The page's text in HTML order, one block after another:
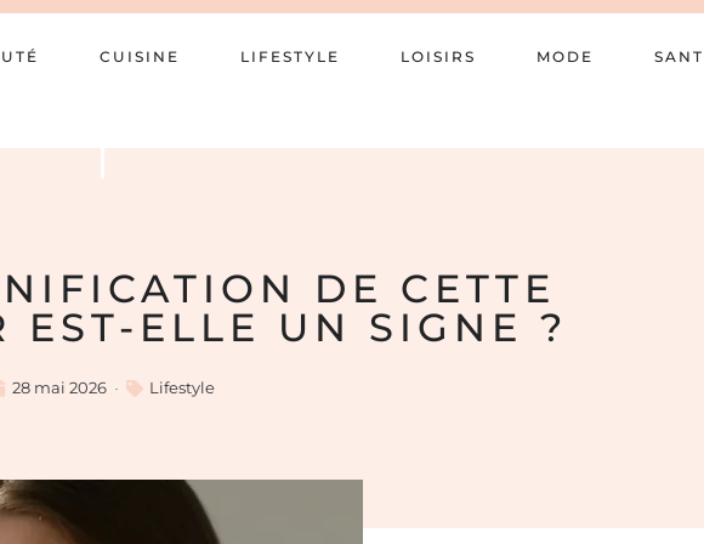
CUISINE LIFESTYLE LOISIRS MODE
DE CETTE
EST-ELLE UN SIGNE ?
28 mai 2026 Lifestyle